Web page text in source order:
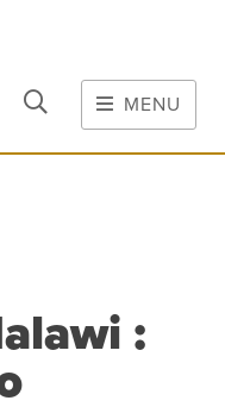
MENU
: